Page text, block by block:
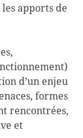
apports de
d’un enjeu
formes
rencontrées,
et